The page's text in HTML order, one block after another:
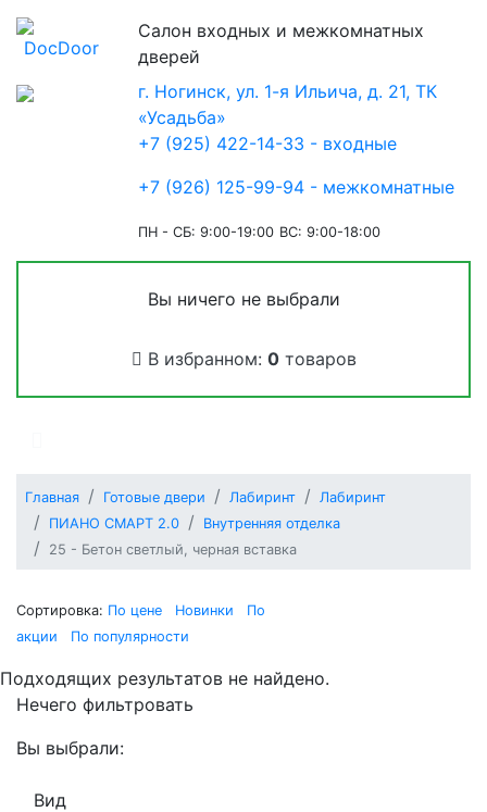
Салон входных и межкомнатных
дверей
г. Ногинск, ул. 1-я Ильича, д. 21, ТК
«Усадьба»
+7 (925) 422-14-33 - входные
+7 (926) 125-99-94 - межкомнатные
ПН - СБ: 9:00-19:00 ВС: 9:00-18:00
Вы ничего не выбрали
В избранном: 0товаров
Главная Готовые двери Лабиринт
Лабиринт
ПИАНО СМАРТ 2.0
Внутренняя отделка
25 - Бетон светлый, черная вставка
Сортировка: По цене Новинки
По
акции
По популярности
Подходящих результатов не найдено.
Нечего фильтровать
Вы выбрали:
Вид